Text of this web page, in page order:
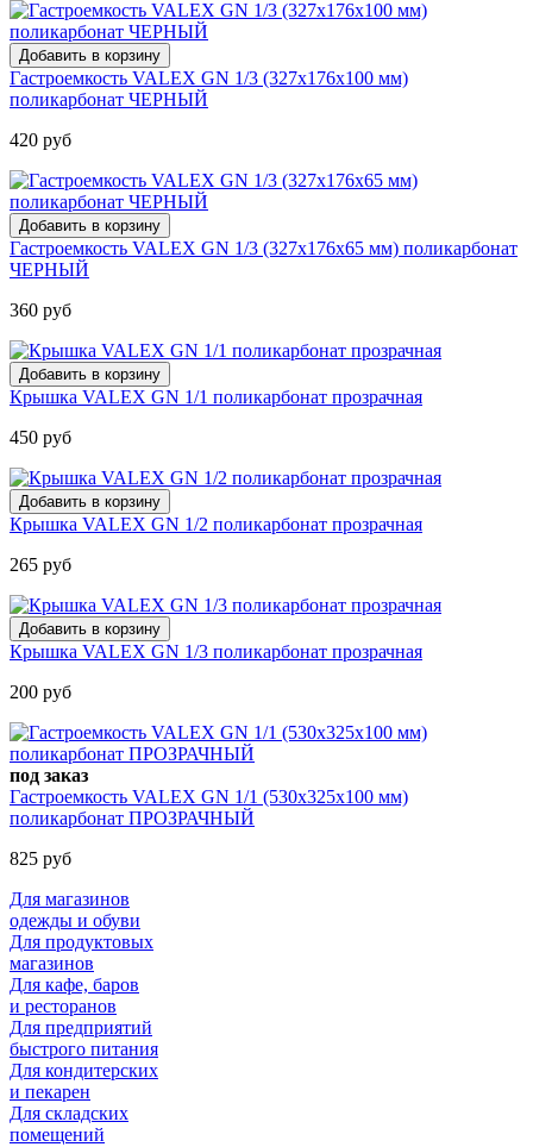
Гастроемкость VALEX GN 1/3 (327х176х100 мм)
поликарбонат ЧЕРНЫЙ
420 руб
Гастроемкость VALEX GN 1/3 (327х176х65 мм) поликарбонат
ЧЕРНЫЙ
360 руб
Крышка VALEX GN 1/1 поликарбонат прозрачная
450 руб
Крышка VALEX GN 1/2 поликарбонат прозрачная
265 руб
Крышка VALEX GN 1/3 поликарбонат прозрачная
200 руб
под заказ
Гастроемкость VALEX GN 1/1 (530х325х100 мм)
поликарбонат ПРОЗРАЧНЫЙ
825 руб
Для магазинов
одежды и обуви
Для продуктовых
магазинов
Для кафе, баров
и ресторанов
Для предприятий
быстрого питания
Для кондитерских
и пекарен
Для складских
помещений